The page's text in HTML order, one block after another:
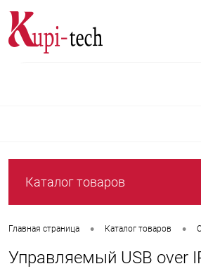
Каталог товаров
Главная страница • Каталог товаров •
Управляемый USB over